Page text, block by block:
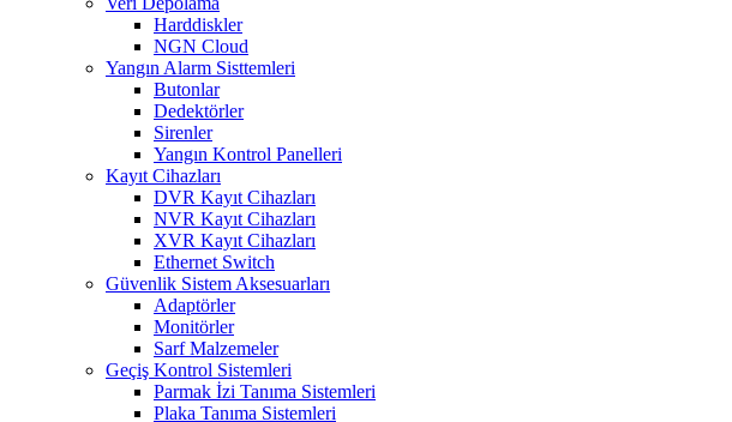
Harddiskler
NGN Cloud
Yangın Alarm Sisttemleri
Butonlar
Dedektörler
Sirenler
Yangın Kontrol Panelleri
Kayıt Cihazları
DVR Kayıt Cihazları
NVR Kayıt Cihazları
XVR Kayıt Cihazları
Ethernet Switch
Güvenlik Sistem Aksesuarları
Adaptörler
Monitörler
Sarf Malzemeler
Geçiş Kontrol Sistemleri
Parmak İzi Tanıma Sistemleri
Plaka Tanıma Sistemleri